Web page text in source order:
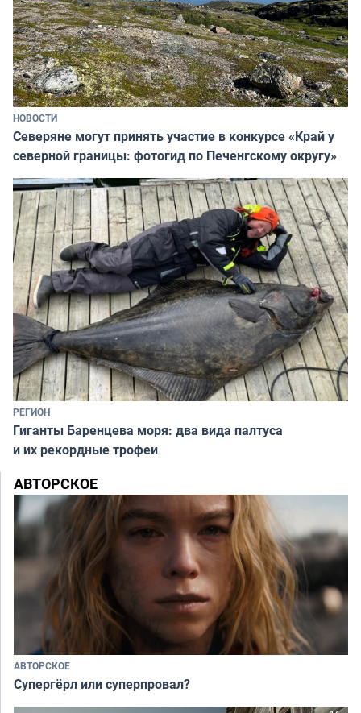
НОВОСТИ
Северяне могут принять участие в конкурсе «Край у
северной границы: фотогид по Печенгскому округу»
РЕГИОН
Гиганты Баренцева моря: два вида палтуса
и их рекордные трофеи
АВТОРСКОЕ
АВТОРСКОЕ
Супергёрл или суперпровал?